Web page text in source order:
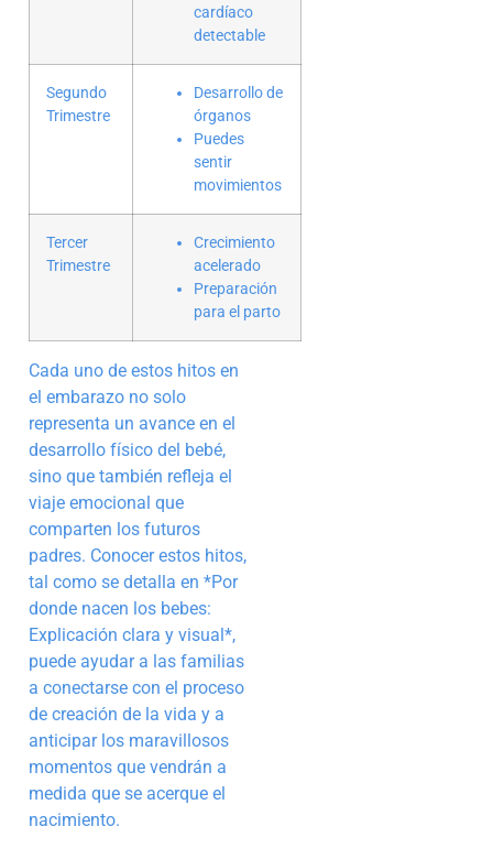
cardíaco
detectable
Segundo
Trimestre
Desarrollo de
órganos
Puedes
sentir
movimientos
Tercer
Trimestre
Crecimiento
acelerado
Preparación
para el parto
Cada uno de estos hitos en
el embarazo no solo
representa un avance en el
desarrollo físico del bebé,
sino que también refleja el
viaje emocional que
comparten los futuros
padres. Conocer estos hitos,
tal como se detalla en *Por
donde nacen los bebes:
Explicación clara y visual*,
puede ayudar a las familias
a conectarse con el proceso
de creación de la vida y a
anticipar los maravillosos
momentos que vendrán a
medida que se acerque el
nacimiento.